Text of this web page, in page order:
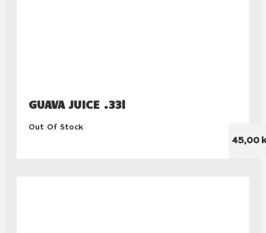
GUAVA JUICE .33l
Out Of Stock
45,00